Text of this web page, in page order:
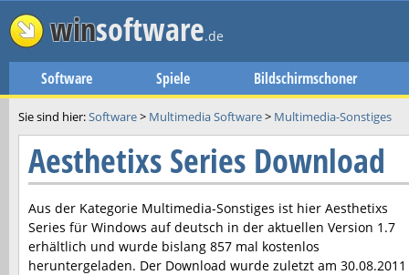
winsoftware.de
Software Spiele Bildschirmschoner
Sie sind hier:Software> Multimedia Software> Multimedia-Sonstiges
Aesthetixs Series Download
Aus der Kategorie Multimedia-Sonstiges ist hier Aesthetixs
Series für Windows auf deutsch in der aktuellen Version 1.7
erhältlich und wurde bislang 857 mal kostenlos
heruntergeladen. Der Download wurde zuletzt am 30.08.2011